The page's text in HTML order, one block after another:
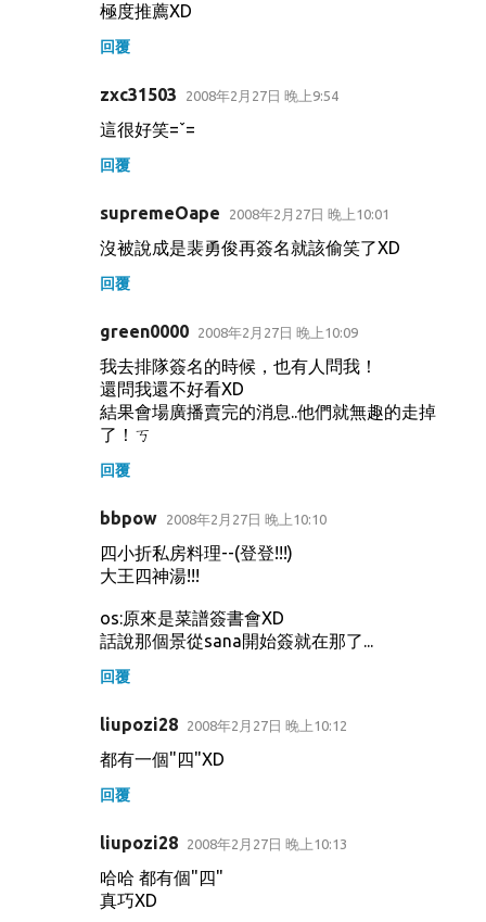
極度推薦XD
回覆
zxc31503 2008年2月27日 晚上9:54
這很好笑=ˇ=
回覆
supremeOape 2008年2月27日 晚上10:01
沒被說成是裴勇俊再簽名就該偷笑了XD
回覆
green0000 2008年2月27日 晚上10:09
我去排隊簽名的時候，也有人問我！
還問我還不好看XD
結果會場廣播賣完的消息..他們就無趣的走掉
了！ㄎ
回覆
bbpow 2008年2月27日 晚上10:10
四小折私房料理--(登登!!!)
大王四神湯!!!
os:原來是菜譜簽書會XD
話說那個景從sana開始簽就在那了...
回覆
liupozi28 2008年2月27日 晚上10:12
都有一個"四"XD
回覆
liupozi28 2008年2月27日 晚上10:13
哈哈 都有個"四"
真巧XD